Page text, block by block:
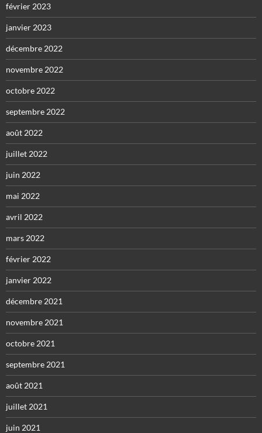
février 2023
janvier 2023
décembre 2022
novembre 2022
octobre 2022
septembre 2022
août 2022
juillet 2022
juin 2022
mai 2022
avril 2022
mars 2022
février 2022
janvier 2022
décembre 2021
novembre 2021
octobre 2021
septembre 2021
août 2021
juillet 2021
juin 2021